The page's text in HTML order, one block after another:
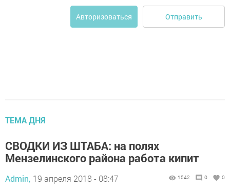
Авторизоваться Отправить
ТЕМА ДНЯ
СВОДКИ ИЗ ШТАБА: на полях
Мензелинского района работа кипит
Admin, 19 апреля 2018 - 08:47 1542 0 0